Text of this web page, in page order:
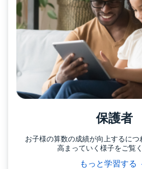
保護者
お子様の算数の成績が向上するにつ
高まっていく様子をご覧く
もっと学習する